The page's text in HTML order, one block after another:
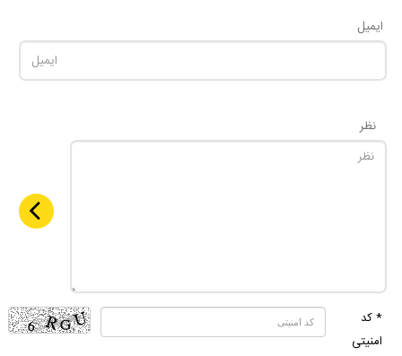
ایمیل
نظر
* کد
امنیتی